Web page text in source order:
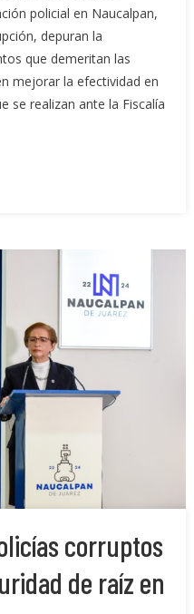
policial en Naucalpan,
depuran la
que demeritan las
mejorar la efectividad en
se realizan ante la Fiscalía
corruptos
de raíz en